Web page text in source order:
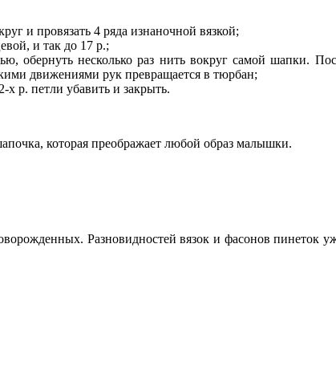
и провязать 4 ряда изнаночной вязкой;
и так до 17 р.;
обернуть несколько раз нить вокруг самой шапки.
движениями рук превращается в тюрбан;
р. петли убавить и закрыть.
которая преображает любой образ малышки.
Разновидностей вязок и фасонов пинеток